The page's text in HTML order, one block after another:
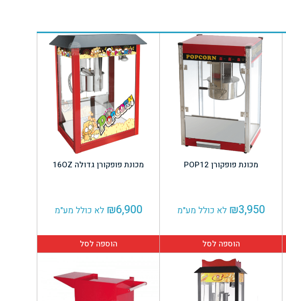
מכונת פופקורן POP12
₪3,950 לא כולל מע"מ
הוספה לסל
מכונת פופקורן גדולה 16OZ
₪6,900 לא כולל מע"מ
הוספה לסל